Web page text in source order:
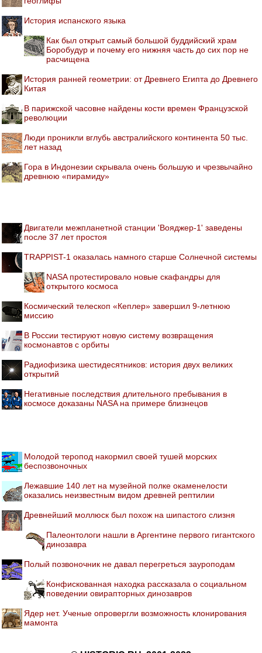
История испанского языка
Как был открыт самый большой буддийский храм
Боробудур и почему его нижняя часть до сих пор не
расчищена
История ранней геометрии: от Древнего Египта до Древнего
Китая
В парижской часовне найдены кости времен Французской
революции
Люди проникли вглубь австралийского континента 50 тыс.
лет назад
Гора в Индонезии скрывала очень большую и чрезвычайно
древнюю «пирамиду»
Двигатели межпланетной станции 'Вояджер-1' заведены
после 37 лет простоя
TRAPPIST-1 оказалась намного старше Солнечной системы
NASA протестировало новые скафандры для
открытого космоса
Космический телескоп «Кеплер» завершил 9-летнюю
миссию
В России тестируют новую систему возвращения
космонавтов с орбиты
Радиофизика шестидесятников: история двух великих
открытий
Негативные последствия длительного пребывания в
космосе доказаны NASA на примере близнецов
Молодой теропод накормил своей тушей морских
беспозвоночных
Лежавшие 140 лет на музейной полке окаменелости
оказались неизвестным видом древней рептилии
Древнейший моллюск был похож на шипастого слизня
Палеонтологи нашли в Аргентине первого гигантского
динозавра
Полый позвоночник не давал перегреться зауроподам
Конфискованная находка рассказала о социальном
поведении овирапторных динозавров
Ядер нет. Ученые опровергли возможность клонирования
мамонта